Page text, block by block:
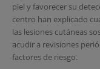
piel y favorecer su
centro han explicado
las lesiones cutáneas
acudir a revisiones
factores de riesgo.